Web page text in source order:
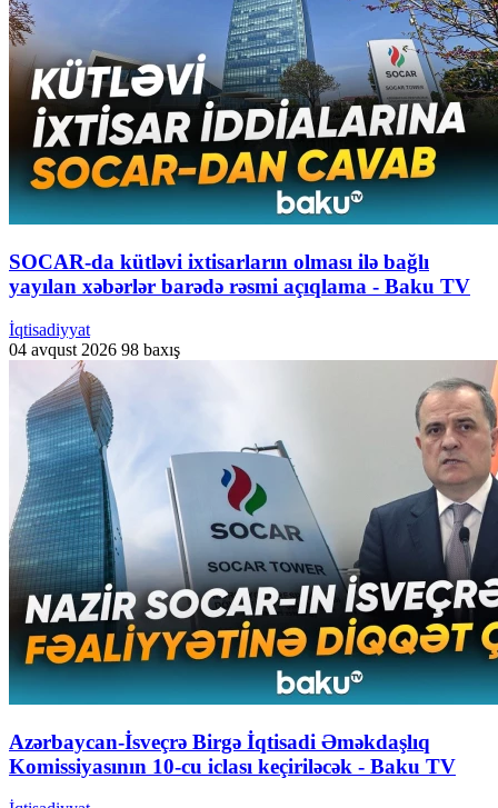
SOCAR-da kütləvi ixtisarların olması ilə bağlı
yayılan xəbərlər barədə rəsmi açıqlama - Baku TV
İqtisadiyyat
04 avqust 2026 98 baxış
Azərbaycan-İsveçrə Birgə İqtisadi Əməkdaşlıq
Komissiyasının 10-cu iclası keçiriləcək - Baku TV